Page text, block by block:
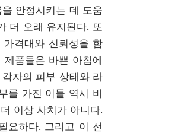
안정시키는 데 도움
더 오래 유지된다. 또
격대와 신뢰성을 함
품들은 바쁜 아침에
자의 피부 상태와 라
를 가진 이들 역시 비
이상 사치가 아니다.
요하다. 그리고 이 선